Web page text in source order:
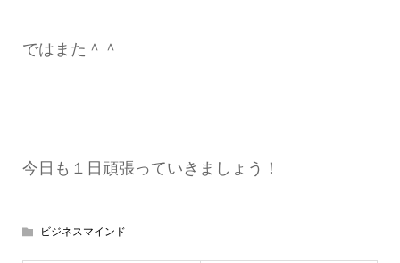
ではまた＾＾
今日も１日頑張っていきましょう！
ビジネスマインド